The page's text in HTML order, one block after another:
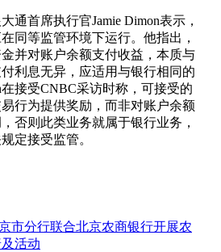
通首席执行官Jamie Dimon表示，
同等监管环境下运行。他指出，
并对账户余额支付收益，本质与
利息无异，应适用与银行相同的
接受CNBC采访时称，可接受的
行为提供奖励，而非对账户余额
否则此类业务就属于银行业务，
定接受监管。
市分行联合北京农商银行开展农
活动